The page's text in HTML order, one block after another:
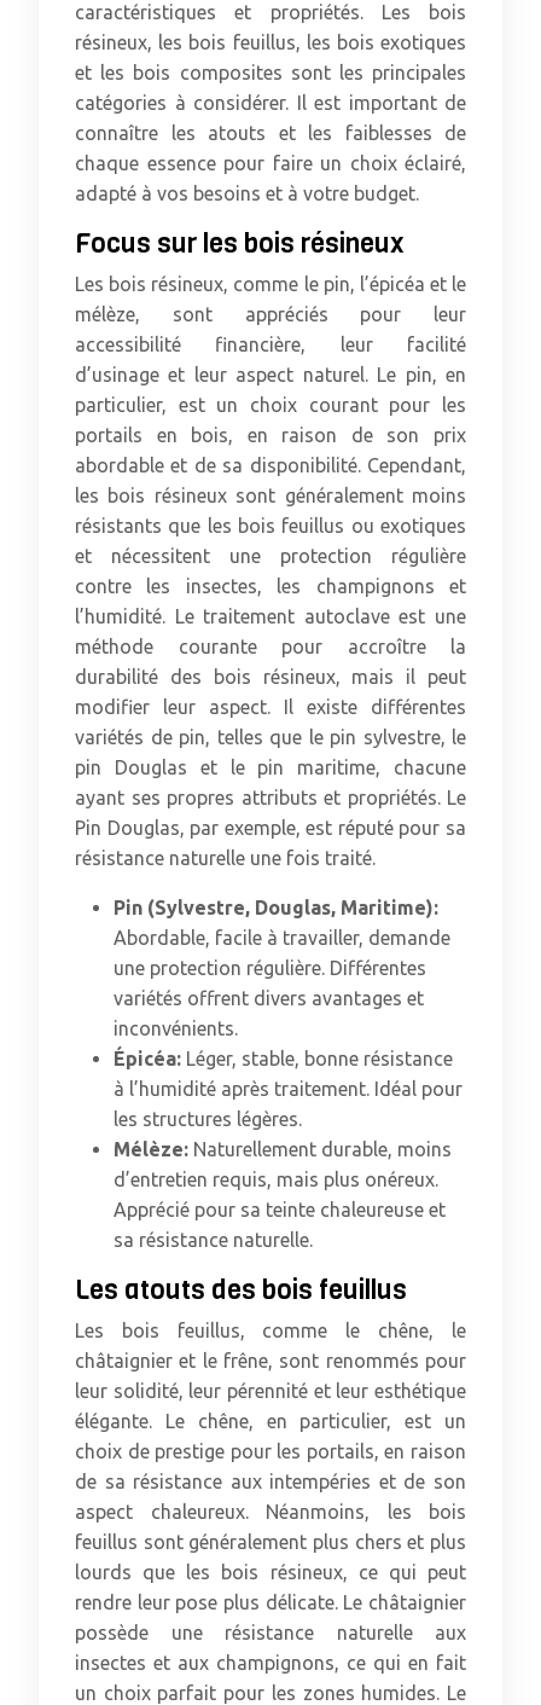
caractéristiques et propriétés. Les bois
résineux, les bois feuillus, les bois exotiques
et les bois composites sont les principales
catégories à considérer. Il est important de
connaître les atouts et les faiblesses de
chaque essence pour faire un choix éclairé,
adapté à vos besoins et à votre budget.
Focus sur les bois résineux
Les bois résineux, comme le pin, l’épicéa et le
mélèze, sont appréciés pour leur
accessibilité financière, leur facilité
d’usinage et leur aspect naturel. Le pin, en
particulier, est un choix courant pour les
portails en bois, en raison de son prix
abordable et de sa disponibilité. Cependant,
les bois résineux sont généralement moins
résistants que les bois feuillus ou exotiques
et nécessitent une protection régulière
contre les insectes, les champignons et
l’humidité. Le traitement autoclave est une
méthode courante pour accroître la
durabilité des bois résineux, mais il peut
modifier leur aspect. Il existe différentes
variétés de pin, telles que le pin sylvestre, le
pin Douglas et le pin maritime, chacune
ayant ses propres attributs et propriétés. Le
Pin Douglas, par exemple, est réputé pour sa
résistance naturelle une fois traité.
Pin (Sylvestre, Douglas, Maritime):
Abordable, facile à travailler, demande
une protection régulière. Différentes
variétés offrent divers avantages et
inconvénients.
Épicéa: Léger, stable, bonne résistance
à l’humidité après traitement. Idéal pour
les structures légères.
Mélèze: Naturellement durable, moins
d’entretien requis, mais plus onéreux.
Apprécié pour sa teinte chaleureuse et
sa résistance naturelle.
Les atouts des bois feuillus
Les bois feuillus, comme le chêne, le
châtaignier et le frêne, sont renommés pour
leur solidité, leur pérennité et leur esthétique
élégante. Le chêne, en particulier, est un
choix de prestige pour les portails, en raison
de sa résistance aux intempéries et de son
aspect chaleureux. Néanmoins, les bois
feuillus sont généralement plus chers et plus
lourds que les bois résineux, ce qui peut
rendre leur pose plus délicate. Le châtaignier
possède une résistance naturelle aux
insectes et aux champignons, ce qui en fait
un choix parfait pour les zones humides. Le